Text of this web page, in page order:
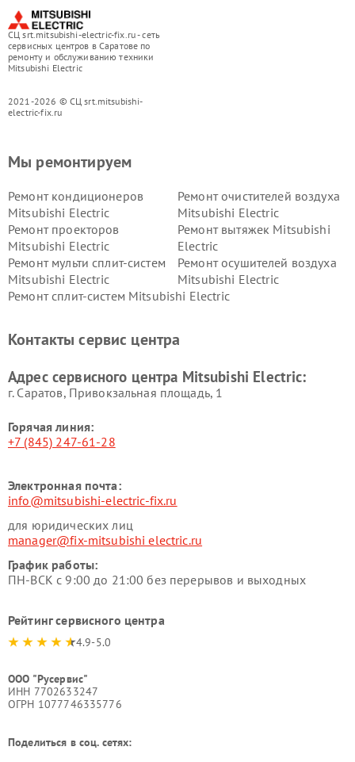
СЦ srt.mitsubishi-electric-fix.ru - сеть
сервисных центров в Саратове по
ремонту и обслуживанию техники
Mitsubishi Electric
2021-2026 © СЦ srt.mitsubishi-
electric-fix.ru
Мы ремонтируем
Ремонт кондиционеров
Mitsubishi Electric
Ремонт очистителей воздуха
Mitsubishi Electric
Ремонт проекторов
Mitsubishi Electric
Ремонт вытяжек Mitsubishi
Electric
Ремонт мульти сплит-систем
Mitsubishi Electric
Ремонт осушителей воздуха
Mitsubishi Electric
Ремонт сплит-систем Mitsubishi Electric
Контакты сервис центра
Адрес сервисного центра Mitsubishi Electric:
г. Саратов, Привокзальная площадь, 1
Горячая линия:
+7 (845) 247-61-28
Электронная почта:
info@mitsubishi-electric-fix.ru
для юридических лиц
manager@fix-mitsubishi electric.ru
График работы:
ПН-ВСК с 9:00 до 21:00 без перерывов и выходных
Рейтинг сервисного центра
4.9-5.0
ООО "Русервис"
ИНН 7702633247
ОГРН 1077746335776
Поделиться в соц. сетях: